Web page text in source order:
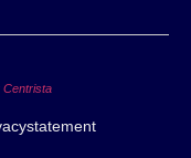
Centrista